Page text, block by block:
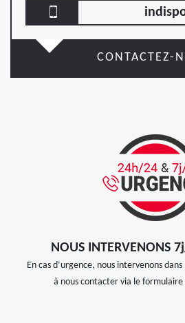
CONTACTEZ-
NOUS INTERVENONS
En cas d’urgence, nous intervenons
à nous contacter via le formulaire